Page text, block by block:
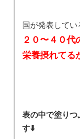
国が発表してい
２０〜４０
栄養摂れてる
表の中で塗り
す⬇️